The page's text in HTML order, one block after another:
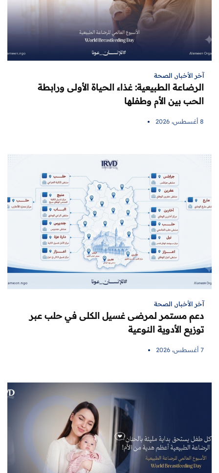
آخر الأخبار, الصحة
الرضاعة الطبيعية: غذاء الحياة الأولى ورابطة
الحب بين الأم وطفلها
8 أغسطس، 2026
آخر الأخبار, الصحة
دعم مستمر لمرضى غسيل الكلى في حلب عبر
توزيع الأدوية النوعية
7 أغسطس، 2026